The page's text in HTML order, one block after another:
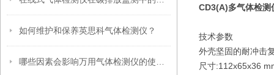
如何维护和保养英思科气体检测仪？
CD3(A)多气体检测
技术参数
外壳坚固的耐冲击
尺寸:112x65x36